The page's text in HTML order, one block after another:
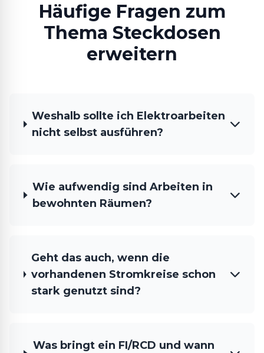
Häufige Fragen zum
Thema Steckdosen
erweitern
Weshalb sollte ich Elektroarbeiten
nicht selbst ausführen?
Wie aufwendig sind Arbeiten in
bewohnten Räumen?
Geht das auch, wenn die
vorhandenen Stromkreise schon
stark genutzt sind?
Was bringt ein FI/RCD und wann